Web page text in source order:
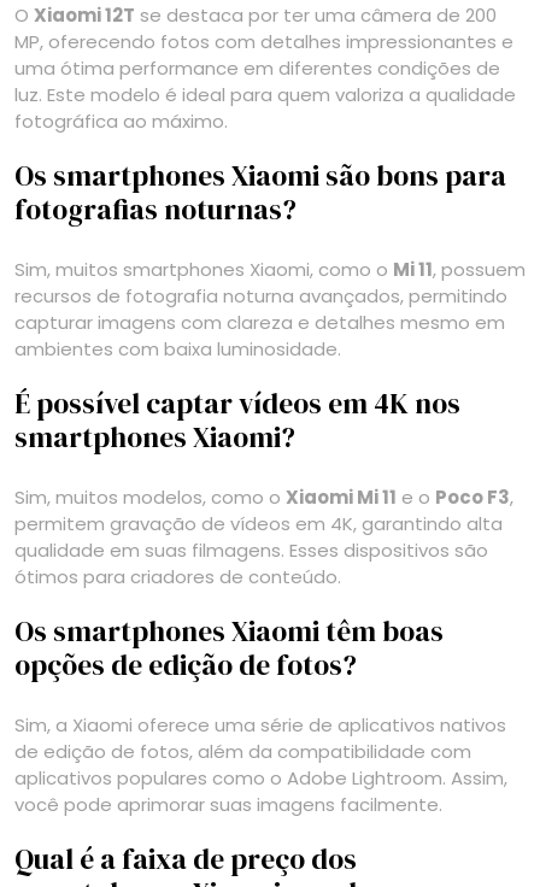
O Xiaomi 12T se destaca por ter uma câmera de 200
MP, oferecendo fotos com detalhes impressionantes e
uma ótima performance em diferentes condições de
luz. Este modelo é ideal para quem valoriza a qualidade
fotográfica ao máximo.
Os smartphones Xiaomi são bons para
fotografias noturnas?
Sim, muitos smartphones Xiaomi, como o Mi 11, possuem
recursos de fotografia noturna avançados, permitindo
capturar imagens com clareza e detalhes mesmo em
ambientes com baixa luminosidade.
É possível captar vídeos em 4K nos
smartphones Xiaomi?
Sim, muitos modelos, como o Xiaomi Mi 11 e o Poco F3,
permitem gravação de vídeos em 4K, garantindo alta
qualidade em suas filmagens. Esses dispositivos são
ótimos para criadores de conteúdo.
Os smartphones Xiaomi têm boas
opções de edição de fotos?
Sim, a Xiaomi oferece uma série de aplicativos nativos
de edição de fotos, além da compatibilidade com
aplicativos populares como o Adobe Lightroom. Assim,
você pode aprimorar suas imagens facilmente.
Qual é a faixa de preço dos